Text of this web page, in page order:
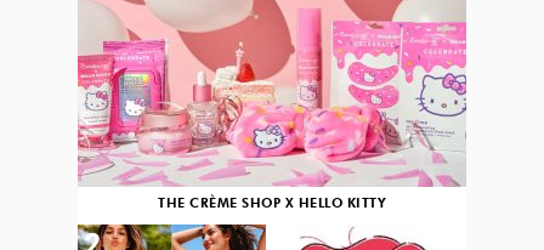
THE CRÈME SHOP X HELLO KITTY